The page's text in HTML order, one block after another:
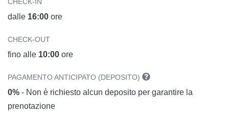
dalle 16:00 ore
CHECK-OUT
fino alle 10:00 ore
PAGAMENTO ANTICIPATO (DEPOSITO)
0% - Non è richiesto alcun deposito per garantire la
prenotazione